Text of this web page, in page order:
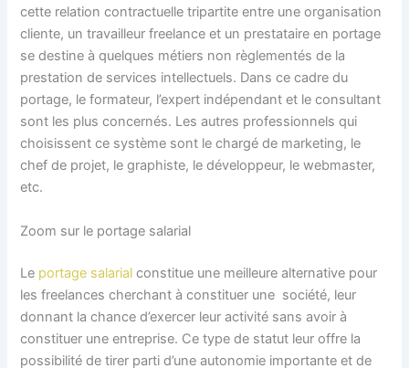
cette relation contractuelle tripartite entre une organisation
cliente, un travailleur freelance et un prestataire en portage
se destine à quelques métiers non règlementés de la
prestation de services intellectuels. Dans ce cadre du
portage, le formateur, l’expert indépendant et le consultant
sont les plus concernés. Les autres professionnels qui
choisissent ce système sont le chargé de marketing, le
chef de projet, le graphiste, le développeur, le webmaster,
etc.
Zoom sur le portage salarial
Le portage salarial constitue une meilleure alternative pour
les freelances cherchant à constituer une société, leur
donnant la chance d’exercer leur activité sans avoir à
constituer une entreprise. Ce type de statut leur offre la
possibilité de tirer parti d’une autonomie importante et de